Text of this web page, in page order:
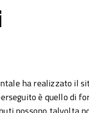
ha realizzato il
è quello di